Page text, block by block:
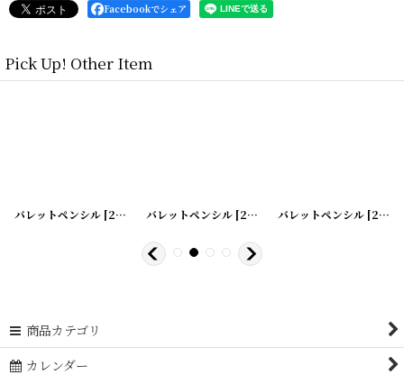
Facebookでシェア
Pick Up! Other Item
]
バレットペンシル [200526-5 ]
バレットペンシル [200526-6 ]
バレットペンシル [200526-7
商品カテゴリ
カレンダー